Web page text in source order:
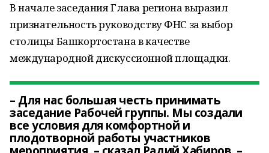
В начале заседания Глава региона выразил
признательность руководству ФНС за выбор
столицы Башкортостана в качестве
международной дискуссионной площадки.
– Для нас большая честь принимать
заседание Рабочей группы. Мы создали
все условия для комфортной и
плодотворной работы участников